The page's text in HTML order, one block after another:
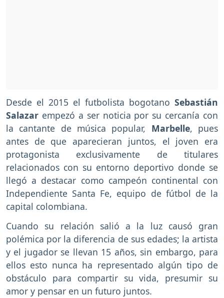
Desde el 2015 el futbolista bogotano Sebastián
Salazar empezó a ser noticia por su cercanía con
la cantante de música popular, Marbelle, pues
antes de que aparecieran juntos, el joven era
protagonista exclusivamente de titulares
relacionados con su entorno deportivo donde se
llegó a destacar como campeón continental con
Independiente Santa Fe, equipo de fútbol de la
capital colombiana.
Cuando su relación salió a la luz causó gran
polémica por la diferencia de sus edades; la artista
y el jugador se llevan 15 años, sin embargo, para
ellos esto nunca ha representado algún tipo de
obstáculo para compartir su vida, presumir su
amor y pensar en un futuro juntos.